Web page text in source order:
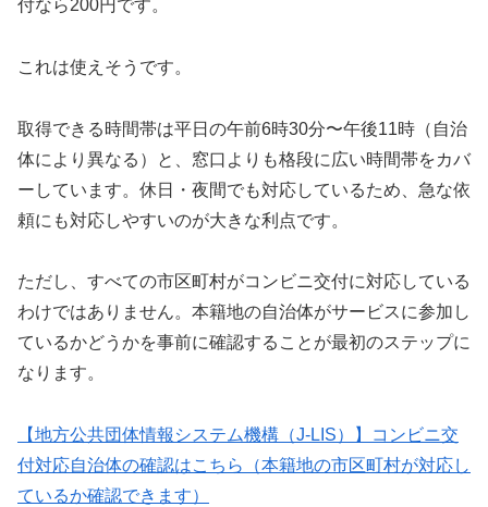
付なら200円です。
これは使えそうです。
取得できる時間帯は平日の午前6時30分〜午後11時（自治
体により異なる）と、窓口よりも格段に広い時間帯をカバ
ーしています。休日・夜間でも対応しているため、急な依
頼にも対応しやすいのが大きな利点です。
ただし、すべての市区町村がコンビニ交付に対応している
わけではありません。本籍地の自治体がサービスに参加し
ているかどうかを事前に確認することが最初のステップに
なります。
【地方公共団体情報システム機構（J-LIS）】コンビニ交
付対応自治体の確認はこちら（本籍地の市区町村が対応し
ているか確認できます）